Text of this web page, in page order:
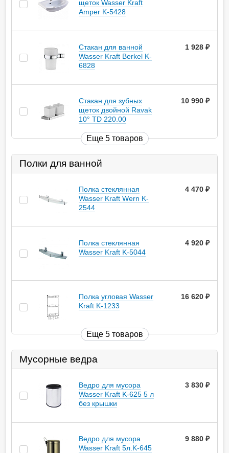
щеток Wasser Kraft
Amper K-5428
Стакан для ванной
Wasser Kraft Berkel K-
6828
1 928
Стакан для зубных
щеток двойной Ravak
10° TD 220.00
10 990
Еще 5 товаров
Полки для ванной
Полка стеклянная
Wasser Kraft Wern K-
2544
4 470
Полка стеклянная
Wasser Kraft K-5044
4 920
Полка угловая Wasser
Kraft K-1233
16 620
Еще 5 товаров
Мусорные ведра
Ведро для мусора
Wasser Kraft K-625 5 л
без крышки
3 830
Ведро для мусора
Wasser Kraft 5л.K-645
9 880